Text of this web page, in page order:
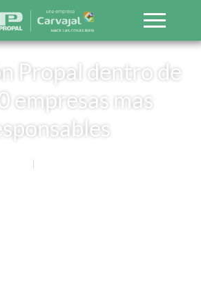
Propal dentro de
empresas mas